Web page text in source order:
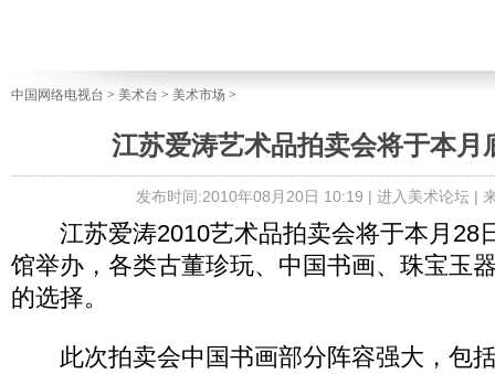
中国网络电视台 > 美术台 > 美术市场 >
江苏爱涛艺术品拍卖会将于本月
发布时间:2010年08月20日 10:19 | 进入美术论坛|
江苏爱涛2010艺术品拍卖会将于本月28
馆举办，各类古董珍玩、中国书画、珠宝玉
的选择。
此次拍卖会中国书画部分阵容强大，包